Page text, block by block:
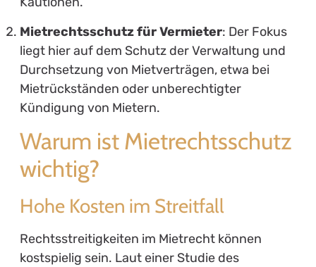
Mietrechtsschutz für Vermieter: Der Fokus
liegt hier auf dem Schutz der Verwaltung und
Durchsetzung von Mietverträgen, etwa bei
Mietrückständen oder unberechtigter
Kündigung von Mietern.
Warum ist Mietrechtsschutz
wichtig?
Hohe Kosten im Streitfall
Rechtsstreitigkeiten im Mietrecht können
kostspielig sein. Laut einer Studie des